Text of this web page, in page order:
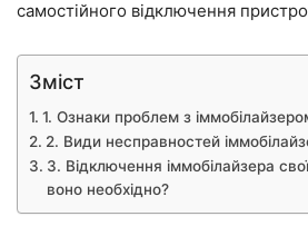
самостійного відключення
Зміст
1. Ознаки проблем з
2. Види несправностей
3. Відключення іммобілайзера
воно необхідно?